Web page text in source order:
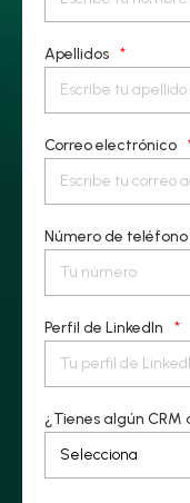
Apellidos *
Correo electrónico
Número de teléfono
Perfil de LinkedIn *
¿Tienes algún